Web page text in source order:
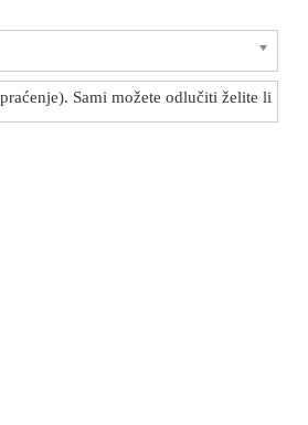
Sami možete odlučiti želite li